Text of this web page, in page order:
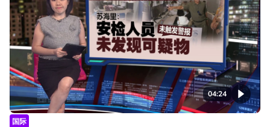
04:24
国际